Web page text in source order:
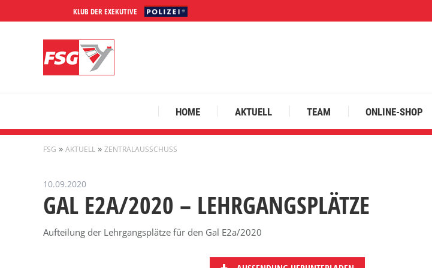
KLUB DER EXEKUTIVE
HOME AKTUELL TEAM ONLINE-SHOP
FSG » AKTUELL » ZENTRALAUSSCHUSS
10.09.2020
GAL E2A/2020 – LEHRGANGSPLÄTZE
Aufteilung der Lehrgangsplätze für den Gal E2a/2020